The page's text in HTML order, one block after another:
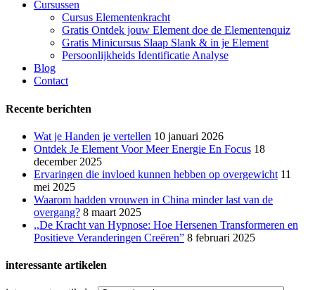
Cursussen
Cursus Elementenkracht
Gratis Ontdek jouw Element doe de Elementenquiz
Gratis Minicursus Slaap Slank & in je Element
Persoonlijkheids Identificatie Analyse
Blog
Contact
Recente berichten
Wat je Handen je vertellen 10 januari 2026
Ontdek Je Element Voor Meer Energie En Focus 18
december 2025
Ervaringen die invloed kunnen hebben op overgewicht 11
mei 2025
Waarom hadden vrouwen in China minder last van de
overgang? 8 maart 2025
,,De Kracht van Hypnose: Hoe Hersenen Transformeren en
Positieve Veranderingen Creëren” 8 februari 2025
interessante artikelen